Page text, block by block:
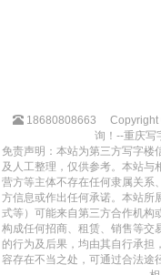
18680808663
Copyright
询！--重庆写
免责声明：本站为第三方写字楼
及人工整理，仅供参考。本站与
营方等主体不存在任何隶属关系
方信息或作出任何承诺。本站所
式等）可能来自第三方合作机构
构成任何招商、租赁、销售等交
的行为及后果，均由其自行承担
容存在不当之处，可通过合法途